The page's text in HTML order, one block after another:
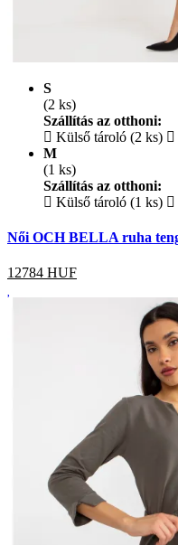
S
(2 ks)
Szállítás az otthoni:
Külső tároló (2 ks)
M
(1 ks)
Szállítás az otthoni:
Külső tároló (1 ks)
Női OCH BELLA ruha
12784 HUF